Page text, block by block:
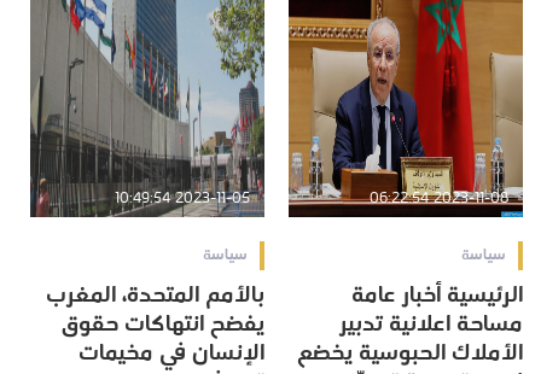
2023-11-08 06:22:54
سياسة
الرئيسية أخبار عامة
مساحة اعلانية تدبير
الأملاك الحبوسية يخضع
2023-11-05 10:49:54
سياسة
بالأمم المتحدة، المغرب
يفضح انتهاكات حقوق
الإنسان في مخيمات